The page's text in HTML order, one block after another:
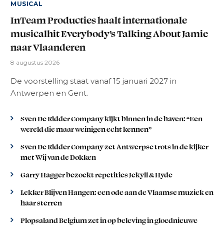
MUSICAL
InTeam Producties haalt internationale
musicalhit Everybody’s Talking About Jamie
naar Vlaanderen
8 augustus 2026
De voorstelling staat vanaf 15 januari 2027 in
Antwerpen en Gent.
Sven De Ridder Company kijkt binnen in de haven: “Een
wereld die maar weinigen echt kennen”
Sven De Ridder Company zet Antwerpse trots in de kijker
met Wij van de Dokken
Garry Hagger bezoekt repetities Jekyll & Hyde
Lekker Blijven Hangen: een ode aan de Vlaamse muziek en
haar sterren
Plopsaland Belgium zet in op beleving in gloednieuwe